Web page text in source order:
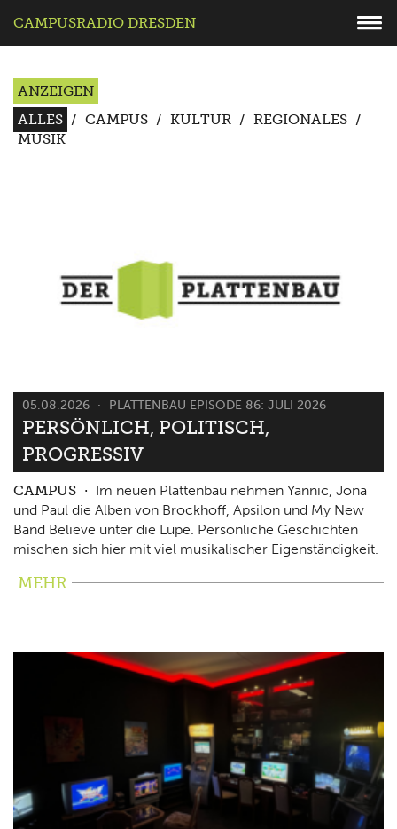
CAMPUSRADIO DRESDEN
ANZEIGEN
ALLES / CAMPUS / KULTUR / REGIONALES /
MUSIK
05.08.2026 PLATTENBAU EPISODE 86: JULI 2026
PERSÖNLICH, POLITISCH,
PROGRESSIV
CAMPUS
Im neuen Plattenbau nehmen Yannic, Jona
und Paul die Alben von Brockhoff, Apsilon und My New
Band Believe unter die Lupe. Persönliche Geschichten
mischen sich hier mit viel musikalischer Eigenständigkeit.
MEHR